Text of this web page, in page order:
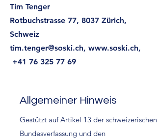
Tim Tenger
Rotbuchstrasse 77, 8037 Zürich,
Schweiz
tim.tenger@soski.ch, www.soski.ch,
+41 76 325 77 69
Allgemeiner Hinweis
Gestützt auf Artikel 13 der schweizerischen
Bundesverfassung und den